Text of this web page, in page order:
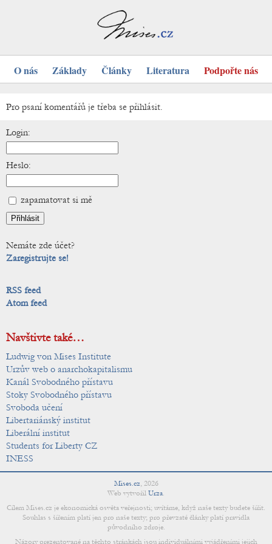
O nás Základy Články Literatura Podpořte nás
Pro psaní komentářů je třeba se přihlásit.
Login:
Heslo:
zapamatovat si mě
Nemáte zde účet?
Zaregistrujte se!
RSS feed
Atom feed
Navštivte také…
Ludwig von Mises Institute
Urzův web o anarchokapitalismu
Kanál Svobodného přístavu
Stoky Svobodného přístavu
Svoboda učení
Libertariánský institut
Liberální institut
Students for Liberty CZ
INESS
Mises.cz, 2026
Web vytvořil Urza.
Cílem Mises.cz je ekonomická osvěta veřejnosti; uvítáme, když naše texty budete šířit.
Souhlas s šířením platí jen pro naše texty; pro převzaté články platí pravidla
původního zdroje.
Názory prezentované na těchto stránkách jsou individuálními vyjádřeními jejich